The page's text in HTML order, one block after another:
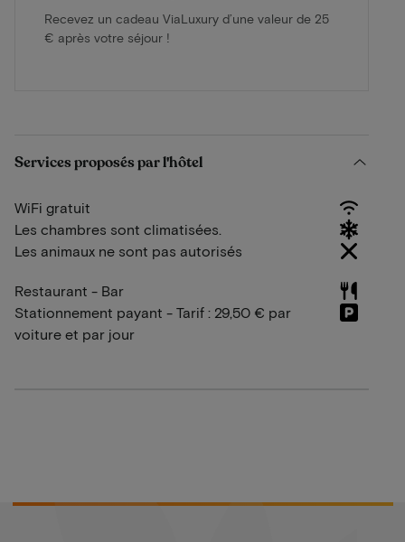
Recevez un cadeau ViaLuxury d’une valeur de 25
€ après votre séjour !
Services proposés par l'hôtel
WiFi gratuit
Les chambres sont climatisées.
Les animaux ne sont pas autorisés
Restaurant - Bar
Stationnement payant - Tarif : 29,50 € par
voiture et par jour